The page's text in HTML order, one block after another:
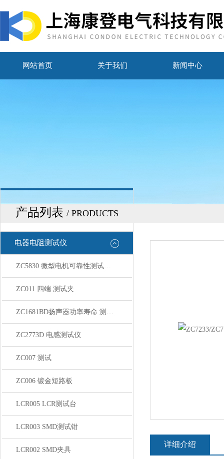
网站首页 关于我们 新闻中心
产品列表 / PRODUCTS
电器电阻测试仪
ZC5830 微型电机可靠性测试系统
ZC011 四端 测试夹
ZC1681BD扬声器功率寿命 测试系统
ZC2773D 电感测试仪
ZC007 测试
ZC006 镀金短路板
LCR005 LCR测试台
LCR003 SMD测试钳
LCR002 SMD夹具
详细介绍